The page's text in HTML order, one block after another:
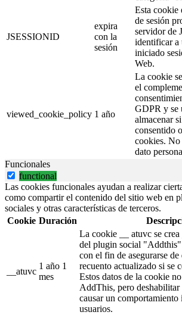
JSESSIONID
expira
con la
sesión
Esta cookie
de sesión
servidor de
identificar a
iniciado
Web.
viewed_cookie_policy 1 año
La cookie
el
GDPR y se
almacenar
consentido
cookies. No
dato
Funcionales
functional
Las cookies funcionales ayudan a realizar
como compartir el contenido del sitio web en
sociales y otras características de terceros.
Cookie Duración
__atuvc
1 año 1
mes
La cookie __ atuvc se
del plugin social
con el fin de asegurarse
recuento actualizado si se
Estos datos de la cookie
AddThis, pero deshabilitar
causar un comportamiento
usuarios.